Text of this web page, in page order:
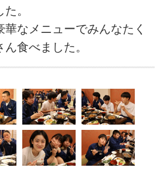
た。
華なメニューでみんなたく
ん食べました。